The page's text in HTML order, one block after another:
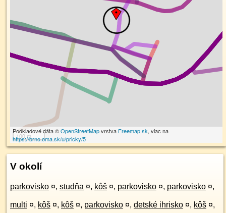
100 m
Podkladové dáta ©OpenStreetMapvrstva Freemap.sk, viac na
https://brno.oma.sk/u/pricky/5
V okolí
parkovisko ¤, studňa ¤, kôš ¤, parkovisko ¤, parkovisko ¤,
multi ¤, kôš ¤, kôš ¤, parkovisko ¤, detské ihrisko ¤, kôš ¤,